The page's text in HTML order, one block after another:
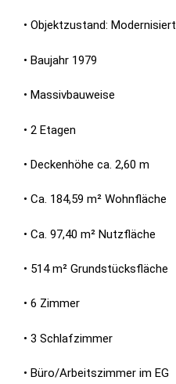
• Objektzustand: Modernisiert
• Baujahr 1979
• Massivbauweise
• 2 Etagen
• Deckenhöhe ca. 2,60 m
• Ca. 184,59 m² Wohnfläche
• Ca. 97,40 m² Nutzfläche
• 514 m² Grundstücksfläche
• 6 Zimmer
• 3 Schlafzimmer
• Büro/Arbeitszimmer im EG